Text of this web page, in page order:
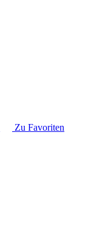
Zu Favoriten